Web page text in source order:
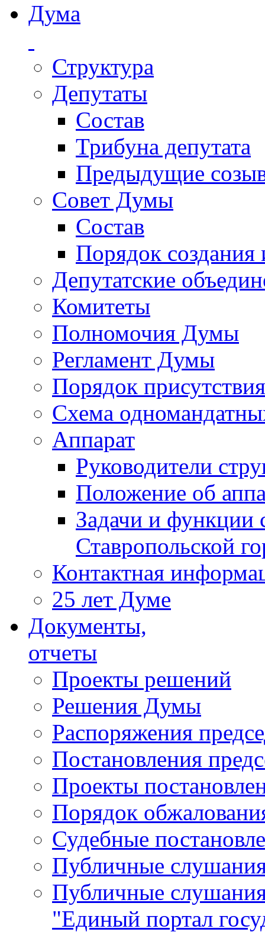
Дума
Структура
Депутаты
Состав
Трибуна депутата
Предыдущие
Совет Думы
Состав
Порядок создания
Депутатские
Комитеты
Полномочия Думы
Регламент Думы
Порядок
Схема
Аппарат
Руководители
Положение об
Задачи и функции
Ставропольской
Контактная
25 лет Думе
Документы,
отчеты
Проекты решений
Решения Думы
Распоряжения
Постановления
Проекты
Порядок
Судебные
Публичные
Публичные
"Единый портал